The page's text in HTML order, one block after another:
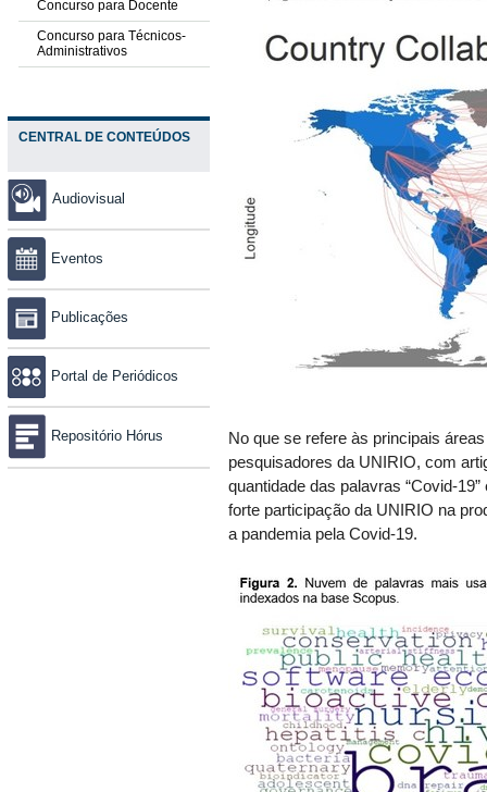
Concurso para Docente
Concurso para Técnicos-
Administrativos
CENTRAL DE CONTEÚDOS
Audiovisual
Eventos
Publicações
Portal de Periódicos
Repositório Hórus
No que se refere às principais
pesquisadores da UNIRIO, com
quantidade das palavras “Covid-
forte participação da UNIRIO na
a pandemia pela Covid-19.